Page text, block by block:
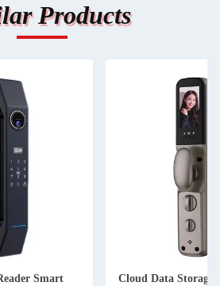
Products
Smart
Cloud Data Storage